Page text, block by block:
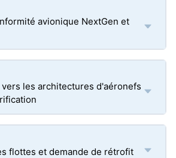
avionique NextGen et
les architectures d'aéronefs
flottes et demande de rétrofit